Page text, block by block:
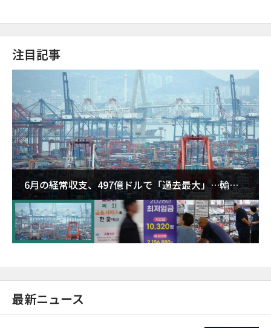
注目記事
6月の経常収支、497億ドルで「過去最大」…輸出
が初の1000億ドル突破
最新ニュース